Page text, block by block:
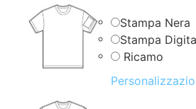
Stampa Nera
Stampa
Ricamo